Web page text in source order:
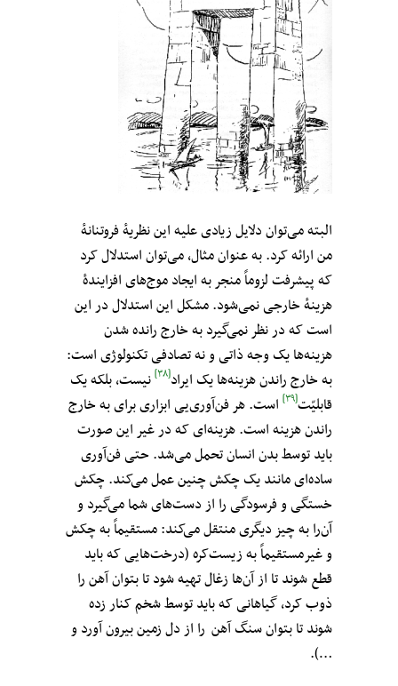
البته می‌توان دلایل زیادی علیه این نظریهٔ فروتنانهٔ
من ارائه کرد. به عنوان مثال، می‌توان استدلال کرد
که پیشرفت لزوماً منجر به ایجاد موج‌های افزاینده‌ٔ
هزینه‌ٔ خارجی نمی‌شود. مشکل این استدلال در این
است که در نظر نمی‌گیرد به خارج رانده شدن
هزینه‌ها یک وجه ذاتی و نه تصادفی تکنولوژی است:
به خارج راندن هزینه‌ها یک ایراد[۳۸] نیست، بلکه یک
قابلیّت[۳۹] ‌ است. هر فن‌آوری‌یی ابزاری برای به خارج
راندن هزینه‌ است. هزینه‌ای که در غیر این صورت
باید توسط بدن انسان تحمل می‌شد. حتی فن‌آوری
ساده‌ای مانند یک چکش چنین عمل می‌کند. چکش
خستگی و فرسودگی را از دست‌های شما می‌گیرد و
آن‌را به چیز دیگری منتقل می‌کند: مستقیماً به چکش
و غیرمستقیماً به زیست‌کره (درخت‌هایی که باید
قطع شوند تا از آن‌ها زغال تهیه شود تا بتوان آهن را
ذوب کرد، گیاهانی که باید توسط شخم کنار زده
شوند تا بتوان سنگ آهن را از دل زمین بیرون آورد و
…).